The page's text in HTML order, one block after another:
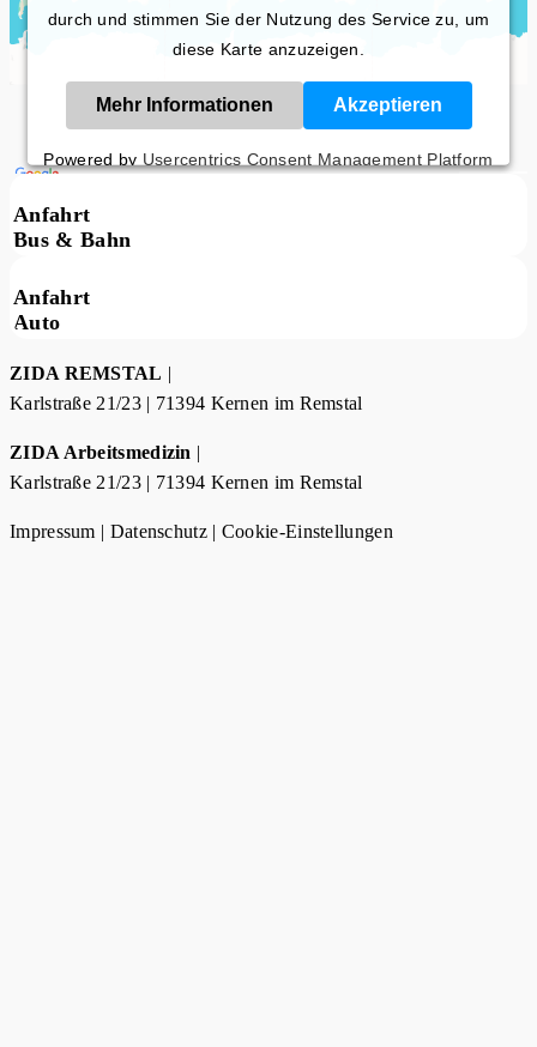
durch und stimmen Sie der Nutzung des Service zu, um
diese Karte anzuzeigen.
Mehr Informationen Akzeptieren
Powered by Usercentrics Consent Management Platform
Anfahrt
Bus & Bahn
Anfahrt
Auto
ZIDA REMSTAL |
Karlstraße 21/23 | 71394 Kernen im Remstal
ZIDA Arbeitsmedizin |
Karlstraße 21/23 | 71394 Kernen im Remstal
Impressum | Datenschutz| Cookie-Einstellungen